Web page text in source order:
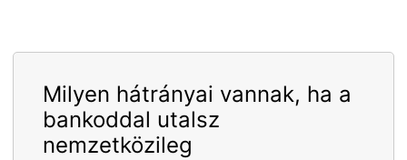
Milyen hátrányai vannak, ha a
bankoddal utalsz
nemzetközileg